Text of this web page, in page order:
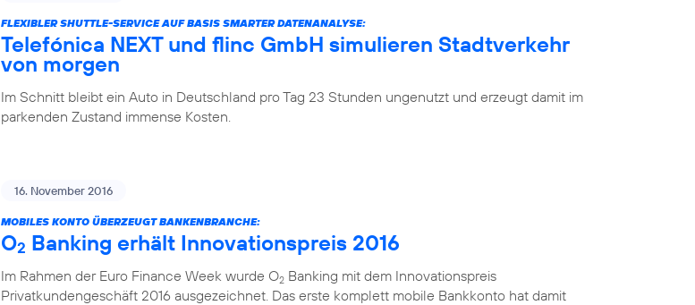
FLEXIBLER SHUTTLE-SERVICE AUF BASIS SMARTER DATENANALYSE:
Telefónica NEXT und flinc GmbH simulieren Stadtverkehr
von morgen
Im Schnitt bleibt ein Auto in Deutschland pro Tag 23 Stunden ungenutzt und erzeugt damit im
parkenden Zustand immense Kosten.
16. November 2016
MOBILES KONTO ÜBERZEUGT BANKENBRANCHE:
O2 Banking erhält Innovationspreis 2016
Im Rahmen der Euro Finance Week wurde O2 Banking mit dem Innovationspreis
Privatkundengeschäft 2016 ausgezeichnet. Das erste komplett mobile Bankkonto hat damit